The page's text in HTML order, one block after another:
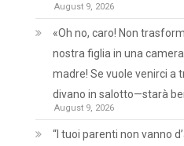
August 9, 2026
«Oh no, caro! Non
nostra figlia in una
madre! Se vuole venirci a
divano in salotto—starà
August 9, 2026
“I tuoi parenti non vanno